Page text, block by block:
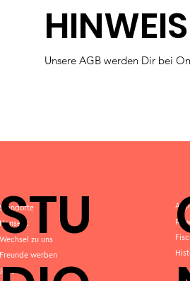
HINWEIS
Unsere AGB werden Dir bei
Standorte
Hansefit
Wechsel zu uns
Freunde werben
Jobs
STU
App